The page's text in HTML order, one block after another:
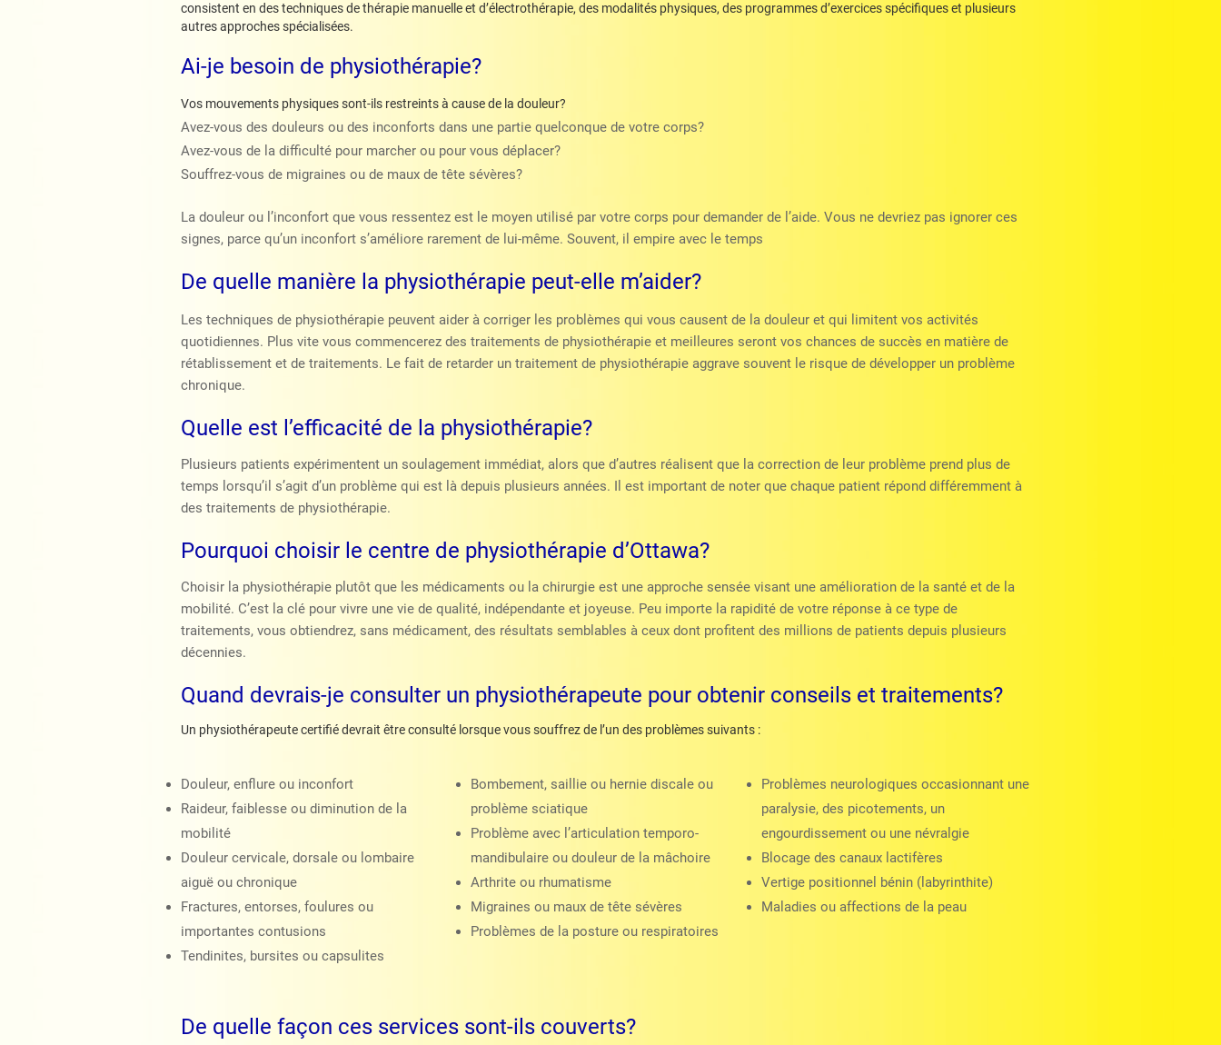
consistent en des techniques de thérapie manuelle et d’électrothérapie, des modalités physiques, des programmes d’exercices spécifiques et plusieurs
autres approches spécialisées.
Ai-je besoin de physiothérapie?
Vos mouvements physiques sont-ils restreints à cause de la douleur?
Avez-vous des douleurs ou des inconforts dans une partie quelconque de votre corps?
Avez-vous de la difficulté pour marcher ou pour vous déplacer?
Souffrez-vous de migraines ou de maux de tête sévères?
La douleur ou l’inconfort que vous ressentez est le moyen utilisé par votre corps pour demander de l’aide. Vous ne devriez pas ignorer ces
signes, parce qu’un inconfort s’améliore rarement de lui-même. Souvent, il empire avec le temps
De quelle manière la physiothérapie peut-elle m’aider?
Les techniques de physiothérapie peuvent aider à corriger les problèmes qui vous causent de la douleur et qui limitent vos activités
quotidiennes. Plus vite vous commencerez des traitements de physiothérapie et meilleures seront vos chances de succès en matière de
rétablissement et de traitements. Le fait de retarder un traitement de physiothérapie aggrave souvent le risque de développer un problème
chronique.
Quelle est l’efficacité de la physiothérapie?
Plusieurs patients expérimentent un soulagement immédiat, alors que d’autres réalisent que la correction de leur problème prend plus de
temps lorsqu’il s’agit d’un problème qui est là depuis plusieurs années. Il est important de noter que chaque patient répond différemment à
des traitements de physiothérapie.
Pourquoi choisir le centre de physiothérapie d’Ottawa?
Choisir la physiothérapie plutôt que les médicaments ou la chirurgie est une approche sensée visant une amélioration de la santé et de la
mobilité. C’est la clé pour vivre une vie de qualité, indépendante et joyeuse. Peu importe la rapidité de votre réponse à ce type de
traitements, vous obtiendrez, sans médicament, des résultats semblables à ceux dont profitent des millions de patients depuis plusieurs
décennies.
Quand devrais-je consulter un physiothérapeute pour obtenir conseils et traitements?
Un physiothérapeute certifié devrait être consulté lorsque vous souffrez de l’un des problèmes suivants :
Douleur, enflure ou inconfort
Raideur, faiblesse ou diminution de la
mobilité
Douleur cervicale, dorsale ou lombaire
aiguë ou chronique
Fractures, entorses, foulures ou
importantes contusions
Tendinites, bursites ou capsulites
Bombement, saillie ou hernie discale ou
problème sciatique
Problème avec l’articulation temporo-
mandibulaire ou douleur de la mâchoire
Arthrite ou rhumatisme
Migraines ou maux de tête sévères
Problèmes de la posture ou respiratoires
Problèmes neurologiques occasionnant une
paralysie, des picotements, un
engourdissement ou une névralgie
Blocage des canaux lactifères
Vertige positionnel bénin (labyrinthite)
Maladies ou affections de la peau
De quelle façon ces services sont-ils couverts?